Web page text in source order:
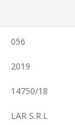
056
2019
14750/18
LAR S.R.L